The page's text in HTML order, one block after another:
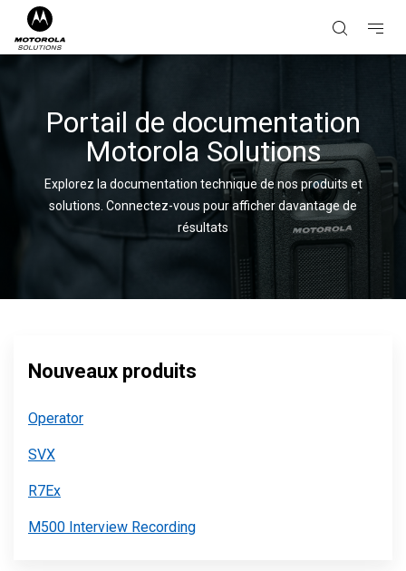
Portail de documentation
Motorola Solutions
Explorez la documentation technique de nos produits et
solutions. Connectez-vous pour afficher davantage de
résultats
Nouveaux produits
Operator
SVX
R7Ex
M500 Interview Recording